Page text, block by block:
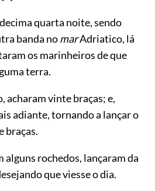
quarta noite, sendo
banda nomarAdriatico, lá
os marinheiros de que
terra.
acharam vinte braças; e,
adiante, tornando a lançar o
braças.
alguns rochedos, lançaram da
que viesse o dia.